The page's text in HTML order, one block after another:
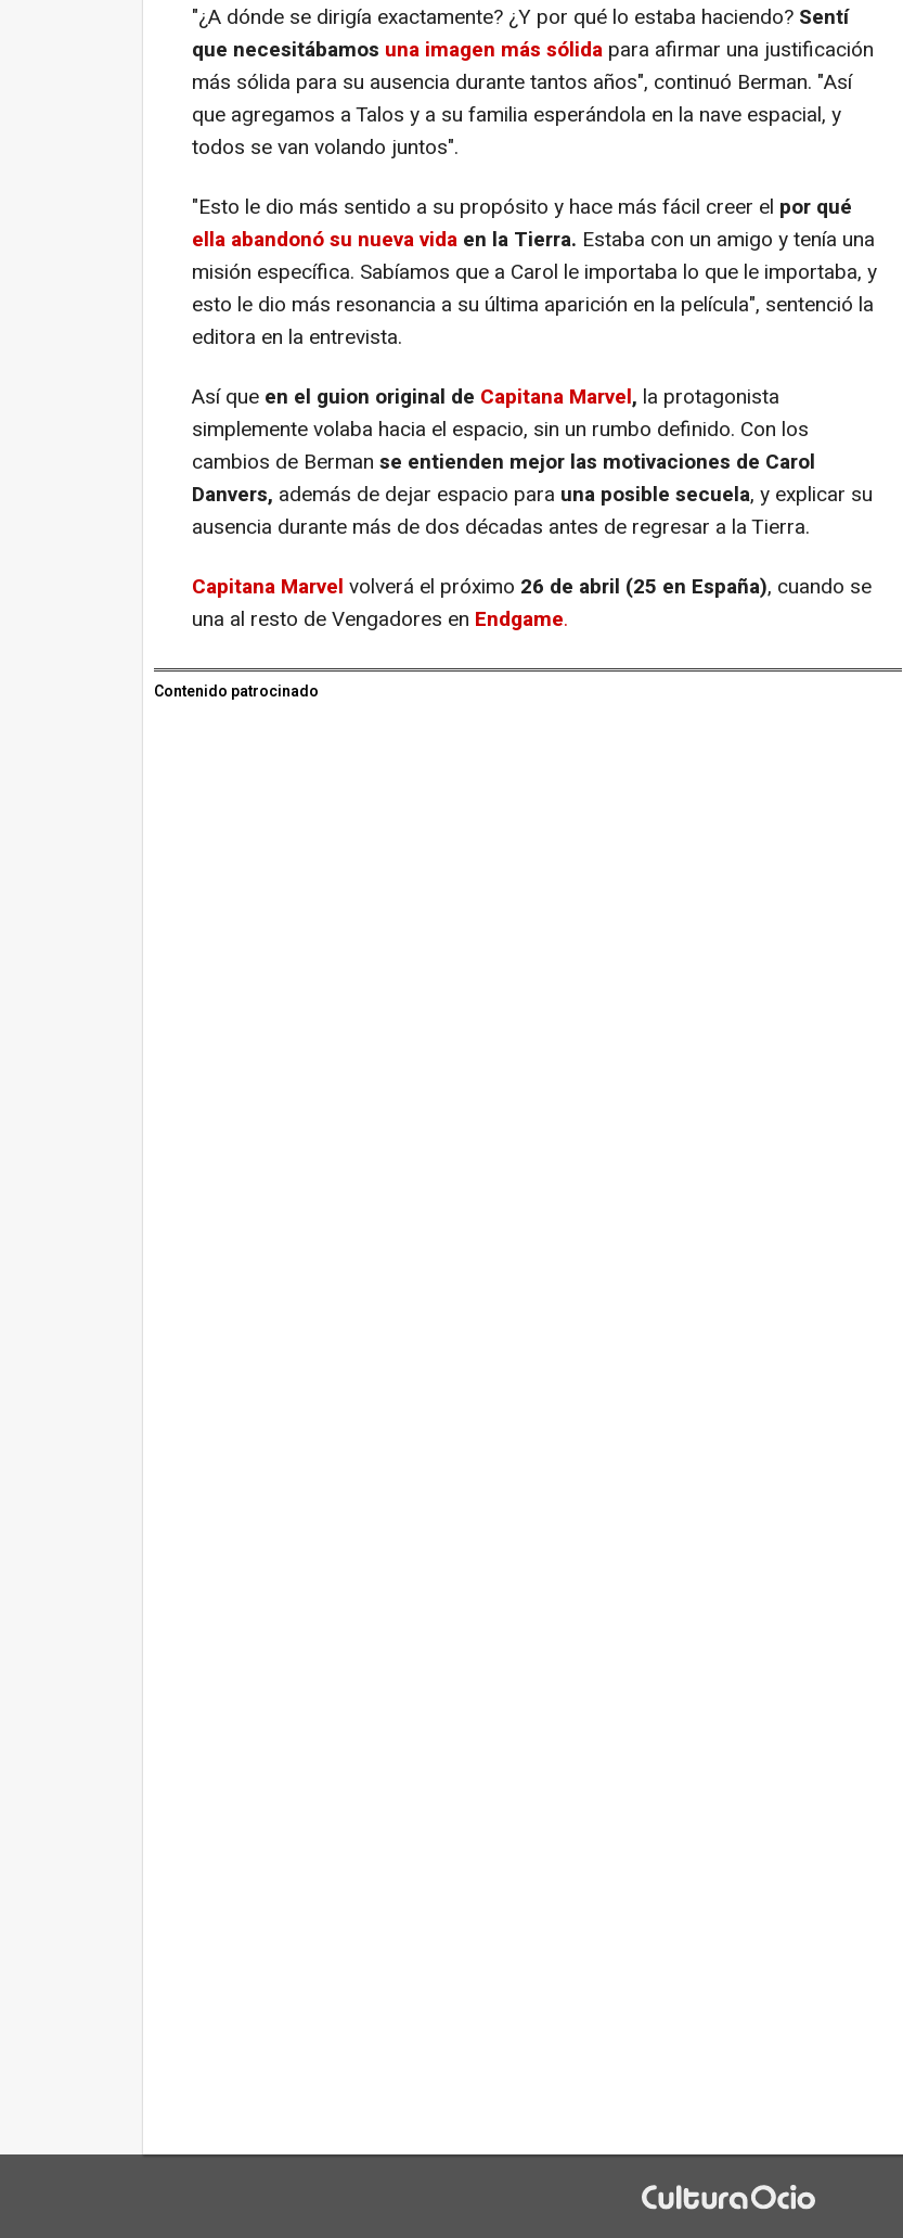
"¿A dónde se dirigía exactamente? ¿Y por qué lo estaba haciendo? Sentí
que necesitábamos una imagen más sólida para afirmar una justificación
más sólida para su ausencia durante tantos años", continuó Berman. "Así
que agregamos a Talos y a su familia esperándola en la nave espacial, y
todos se van volando juntos".
"Esto le dio más sentido a su propósito y hace más fácil creer el por qué
ella abandonó su nueva vida en la Tierra. Estaba con un amigo y tenía una
misión específica. Sabíamos que a Carol le importaba lo que le importaba, y
esto le dio más resonancia a su última aparición en la película", sentenció la
editora en la entrevista.
Así que en el guion original de Capitana Marvel, la protagonista
simplemente volaba hacia el espacio, sin un rumbo definido. Con los
cambios de Berman se entienden mejor las motivaciones de Carol
Danvers, además de dejar espacio para una posible secuela, y explicar su
ausencia durante más de dos décadas antes de regresar a la Tierra.
Capitana Marvel volverá el próximo 26 de abril (25 en España), cuando se
una al resto de Vengadores en Endgame.
Contenido patrocinado